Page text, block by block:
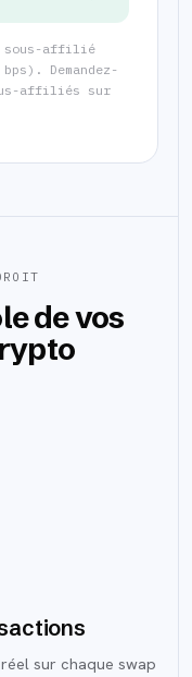
sous-affilié
Demandez-
affiliés sur
de vos
sur chaque swap